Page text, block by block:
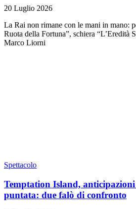
20 Luglio 2026
La Rai non rimane con le mani in mano:
Ruota della Fortuna”, schiera “L’Eredità
Marco Liorni
Spettacolo
Temptation Island,
puntata: due falò di confronto